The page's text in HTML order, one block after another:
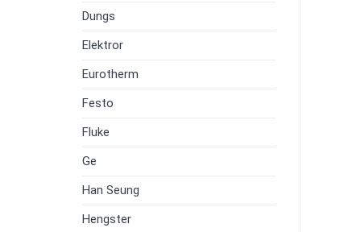
Dungs
Elektror
Eurotherm
Festo
Fluke
Ge
Han Seung
Hengster